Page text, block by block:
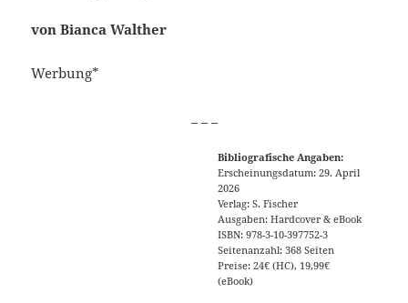
von Bianca Walther
Werbung*
Bibliografische Angaben:
Erscheinungsdatum: 29. April
2026
Verlag: S. Fischer
Ausgaben: Hardcover & eBook
ISBN: 978-3-10-397752-3
Seitenanzahl: 368 Seiten
Preise: 24€ (HC), 19,99€
(eBook)